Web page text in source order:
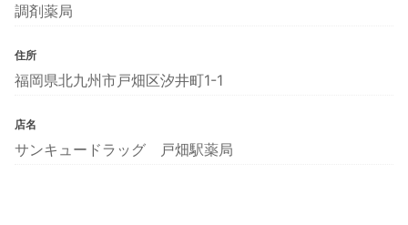
調剤薬局
住所
福岡県北九州市戸畑区汐井町1-1
店名
サンキュードラッグ 戸畑駅薬局